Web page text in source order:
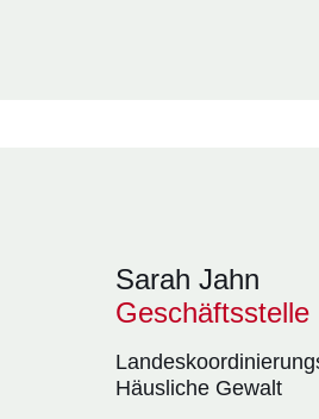
Sarah Jahn
Geschäftsstelle
Häusliche Gewalt